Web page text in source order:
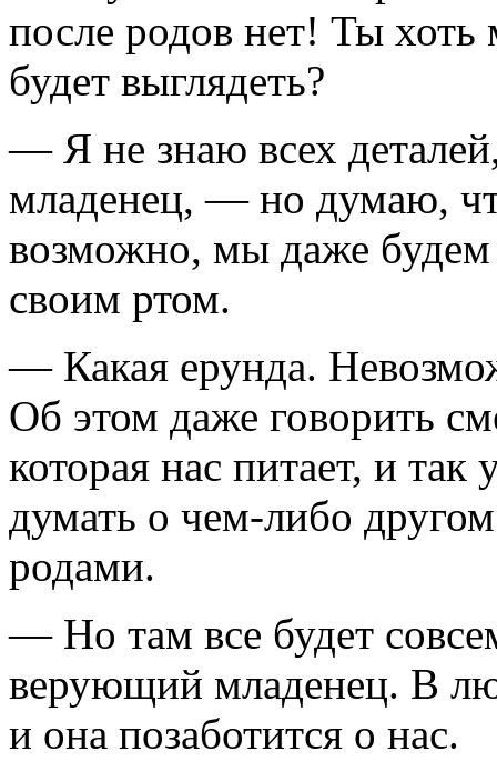
после родов нет! Ты хоть
будет выглядеть?
— Я не знаю всех
младенец, — но думаю,
возможно, мы даже будем
своим ртом.
— Какая ерунда.
Об этом даже говорить
которая нас питает, и
думать о чем-либо
родами.
— Но там все будет
верующий младенец. В
и она позаботится о нас.